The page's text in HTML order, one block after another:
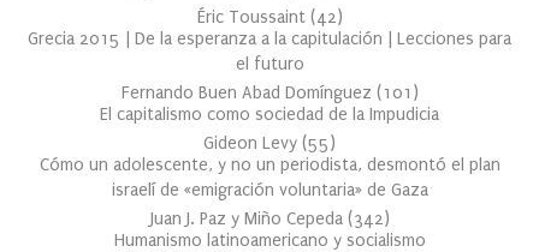
Éric Toussaint (42)
Grecia 2015 | De la esperanza a la capitulación | Lecciones para
el futuro
Fernando Buen Abad Domínguez (101 )
El capitalismo como sociedad de la Impudicia
Gideon Levy (55)
Cómo un adolescente, y no un periodista, desmontó el plan
israelí de «emigración voluntaria» de Gaza
Juan J. Paz y Miño Cepeda (342)
Humanismo latinoamericano y socialismo